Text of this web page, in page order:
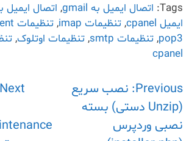
Tags: اتصال ایمیل به gmail , اتصال ایمیل
ایمیل cpanel
, تنظیمات imap , تنظیمات mail client
pop3
, تنظیمات smtp , تنظیمات اوتلوک,
cpanel
راهبری
نوشته
Previous: نصب سریع
(Unzip دستی) بسته
نصبی وردپرس
Next: